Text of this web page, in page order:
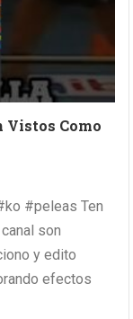
Vistos Como
#peleas Ten
son
y edito
efectos